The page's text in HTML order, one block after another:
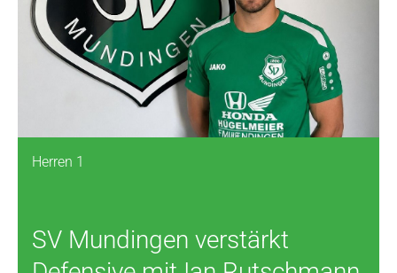
Herren 1
SV Mundingen verstärkt